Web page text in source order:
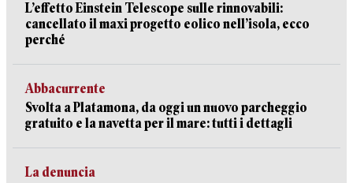
L’effetto Einstein Telescope sulle rinnovabili:
cancellato il maxi progetto eolico nell’isola, ecco
perché
Abbacurrente
Svolta a Platamona, da oggi un nuovo parcheggio
gratuito e la navetta per il mare: tutti i dettagli
La denuncia